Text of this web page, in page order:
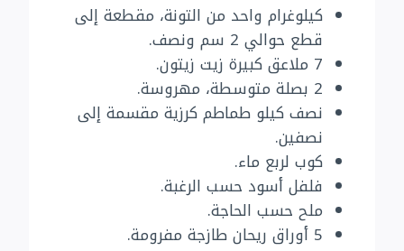
كيلوغرام واحد من التونة، مقطعة إلى
قطع حوالي 2 سم ونصف.
7 ملاعق كبيرة زيت زيتون.
2 بصلة متوسطة، مهروسة.
نصف كيلو طماطم كرزية مقسمة إلى
نصفين.
كوب لربع ماء.
فلفل أسود حسب الرغبة.
ملح حسب الحاجة.
5 أوراق ريحان طازجة مفرومة.